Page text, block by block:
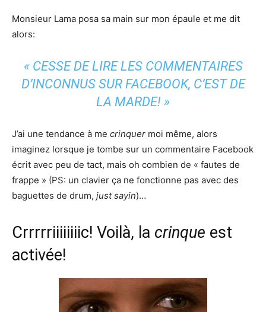
Monsieur Lama posa sa main sur mon épaule et me dit
alors:
«CESSE DE LIRE LES COMMENTAIRES
D’INCONNUS SUR FACEBOOK, C’EST DE
LA MARDE! »
J’ai une tendance à me crinquer moi même, alors
imaginez lorsque je tombe sur un commentaire Facebook
écrit avec peu de tact, mais oh combien de « fautes de
frappe » (PS: un clavier ça ne fonctionne pas avec des
baguettes de drum, just sayin)…
Crrrrriiiiiiiic! Voilà, la crinque est
activée!